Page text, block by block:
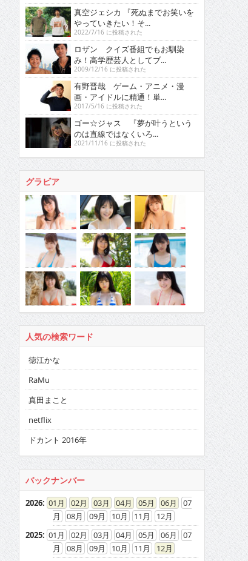
真空ジェシカ 『死ぬまでお笑いを
やっていきたい！そ...
2022/7/16 に投稿された
ロザン クイズ番組でもお馴染
み！高学歴芸人としてブ...
2009/12/16 に投稿された
有野晋哉 ゲーム・アニメ・漫
画・アイドルに精通！単...
2017/5/16 に投稿された
ゴー☆ジャス 『夢が叶うという
のは直線ではなくいろ...
2021/11/16 に投稿された
グラビア
人気の検索ワード
徳江かな
RaMu
真田まこと
netflix
ドカント 2016年
バックナンバー
2026: 01 02 03 04 05 06
07
08
09 10 11
12
2025: 01 02 03 04 05 06
07
08
09 10 11
12